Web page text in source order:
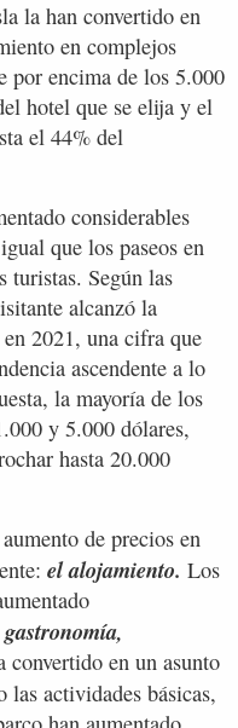
la han convertido en
en complejos
por encima de los 5.000
hotel que se elija y el
el 44% del
considerables
que los paseos en
turistas. Según las
alcanzó la
2021, una cifra que
ascendente a lo
la mayoría de los
y 5.000 dólares,
hasta 20.000
de precios en
el alojamiento. Los
convertido en un asunto
las actividades básicas,